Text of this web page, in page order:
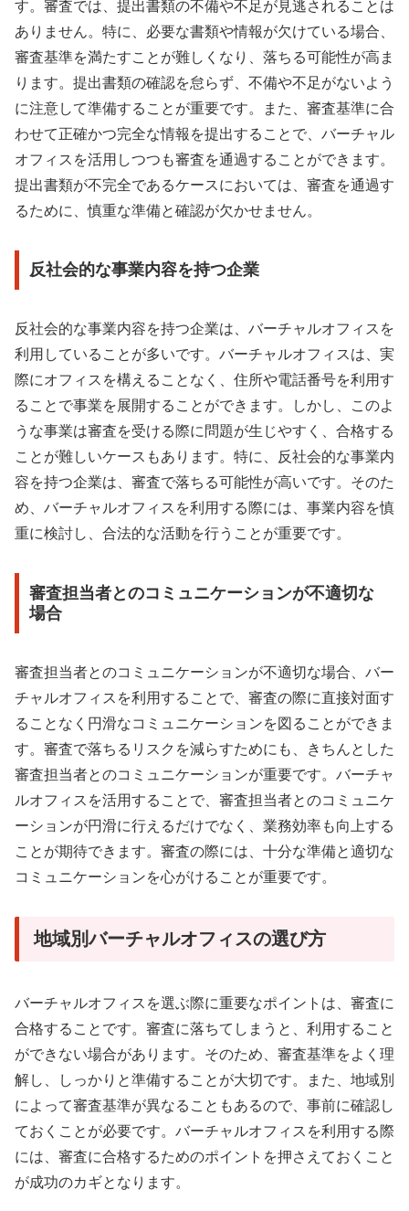
す。審査では、提出書類の不備や不足が見逃されることは
ありません。特に、必要な書類や情報が欠けている場合、
審査基準を満たすことが難しくなり、落ちる可能性が高ま
ります。提出書類の確認を怠らず、不備や不足がないよう
に注意して準備することが重要です。また、審査基準に合
わせて正確かつ完全な情報を提出することで、バーチャル
オフィスを活用しつつも審査を通過することができます。
提出書類が不完全であるケースにおいては、審査を通過す
るために、慎重な準備と確認が欠かせません。
反社会的な事業内容を持つ企業
反社会的な事業内容を持つ企業は、バーチャルオフィスを
利用していることが多いです。バーチャルオフィスは、実
際にオフィスを構えることなく、住所や電話番号を利用す
ることで事業を展開することができます。しかし、このよ
うな事業は審査を受ける際に問題が生じやすく、合格する
ことが難しいケースもあります。特に、反社会的な事業内
容を持つ企業は、審査で落ちる可能性が高いです。そのた
め、バーチャルオフィスを利用する際には、事業内容を慎
重に検討し、合法的な活動を行うことが重要です。
審査担当者とのコミュニケーションが不適切な
場合
審査担当者とのコミュニケーションが不適切な場合、バー
チャルオフィスを利用することで、審査の際に直接対面す
ることなく円滑なコミュニケーションを図ることができま
す。審査で落ちるリスクを減らすためにも、きちんとした
審査担当者とのコミュニケーションが重要です。バーチャ
ルオフィスを活用することで、審査担当者とのコミュニケ
ーションが円滑に行えるだけでなく、業務効率も向上する
ことが期待できます。審査の際には、十分な準備と適切な
コミュニケーションを心がけることが重要です。
地域別バーチャルオフィスの選び方
バーチャルオフィスを選ぶ際に重要なポイントは、審査に
合格することです。審査に落ちてしまうと、利用すること
ができない場合があります。そのため、審査基準をよく理
解し、しっかりと準備することが大切です。また、地域別
によって審査基準が異なることもあるので、事前に確認し
ておくことが必要です。バーチャルオフィスを利用する際
には、審査に合格するためのポイントを押さえておくこと
が成功のカギとなります。